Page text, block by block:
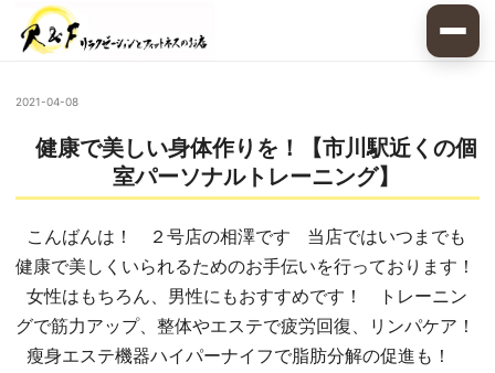
2021-04-08
健康で美しい身体作りを！【市川駅近くの個
室パーソナルトレーニング】
こんばんは！ ２号店の相澤です 当店ではいつまでも
健康で美しくいられるためのお手伝いを行っております！
女性はもちろん、男性にもおすすめです！ トレーニン
グで筋力アップ、整体やエステで疲労回復、リンパケア！
瘦身エステ機器ハイパーナイフで脂肪分解の促進も！